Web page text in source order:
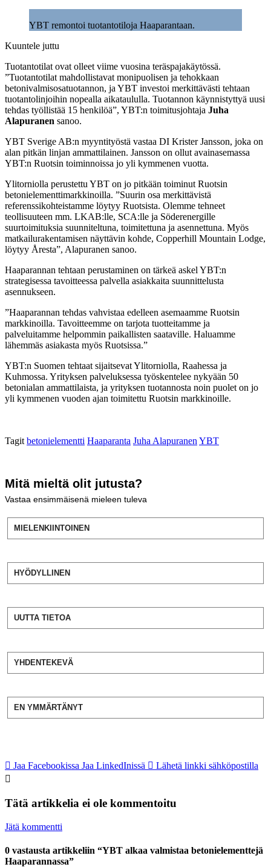
YBT remontoi tuotantotiloja Haaparantaan.
Kuuntele juttu
Tuotantotilat ovat olleet viime vuosina teräspajakäytössä.
”Tuotantotilat mahdollistavat monipuolisen ja tehokkaan
betonivalmisosatuotannon, ja YBT investoi merkittävästi tehtaan
tuotantolinjoihin nopealla aikataululla. Tuotannon käynnistyttyä uusi
tehdas työllistää 15 henkilöä”, YBT:n toimitusjohtaja Juha
Alapuranen sanoo.
YBT Sverige AB:n myyntityöstä vastaa DI Krister Jansson, joka on
alan pitkän linjan ammattilainen. Jansson on ollut avainasemassa
YBT:n Ruotsin toiminnoissa jo yli kymmenen vuotta.
Ylitorniolla perustettu YBT on jo pitkään toiminut Ruotsin
betonielementtimarkkinoilla. ”Suurin osa merkittävistä
referenssikohteistamme löytyy Ruotsista. Olemme tehneet
teollisuuteen mm. LKAB:lle, SCA:lle ja Söderenergille
suurtoimituksia suunniteltuna, toimitettuna ja asennettuna. Myös
matkailurakentamisen näyttävin kohde, Copperhill Mountain Lodge,
löytyy Åresta”, Alapuranen sanoo.
Haaparannan tehtaan perustaminen on tärkeä askel YBT:n
strategisessa tavoitteessa palvella asiakkaita suunnittelusta
asennukseen.
”Haaparannan tehdas vahvistaa edelleen asemaamme Ruotsin
markkinoilla. Tavoitteemme on tarjota tuotteitamme ja
palveluitamme helpommin paikallisten saataville. Haluamme
lähemmäs asiakasta myös Ruotsissa.”
YBT:n Suomen tehtaat sijaitsevat Ylitorniolla, Raahessa ja
Kuhmossa. Yrityksen palveluksessa työskentelee nykyään 50
betonialan ammattilaista, ja yrityksen tuotannosta noin puolet on jo
yli kymmenen vuoden ajan toimitettu Ruotsin markkinoille.
Tagit betonielementti Haaparanta Juha Alapuranen YBT
Mitä mieltä olit jutusta?
Vastaa ensimmäisenä mieleen tuleva
MIELENKIINTOINEN
HYÖDYLLINEN
UUTTA TIETOA
YHDENTEKEVÄ
EN YMMÄRTÄNYT
Jaa Facebookissa Jaa LinkedInissä Lähetä linkki sähköpostilla
Tätä artikkelia ei ole kommentoitu
Jätä kommentti
0 vastausta artikkeliin “YBT alkaa valmistaa betonielementtejä
Haaparannassa”